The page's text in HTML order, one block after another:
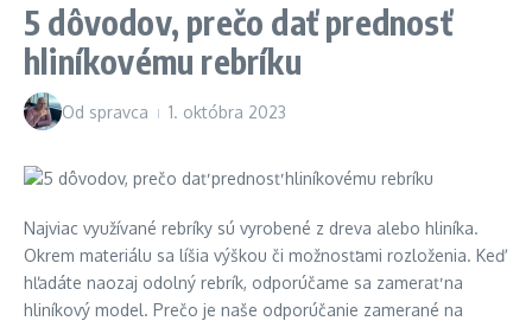
5 dôvodov, prečo dať prednosť
hliníkovému rebríku
Od spravca 1. októbra 2023
Najviac využívané rebríky sú vyrobené z dreva alebo hliníka.
Okrem materiálu sa líšia výškou či možnosťami rozloženia. Keď
hľadáte naozaj odolný rebrík, odporúčame sa zamerať na
hliníkový model. Prečo je naše odporúčanie zamerané na